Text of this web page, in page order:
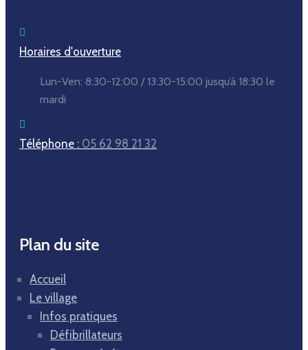
Horaires d'ouverture
Lun-Ven: 8:30-12:00 / 13:30-15:00 jusqu’à 18:30 le
mardi
Téléphone : 05 62 98 21 32
Plan du site
Accueil
Le village
Infos pratiques
Défibrillateurs